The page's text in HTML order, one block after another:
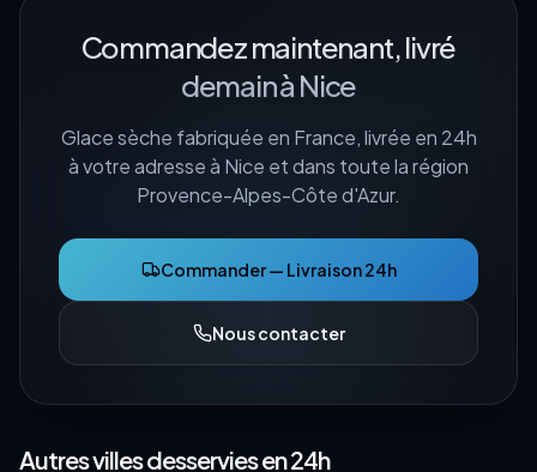
Commandez maintenant, livré
demain à Nice
Glace sèche fabriquée en France, livrée en 24h
à votre adresse à Nice et dans toute la région
Provence-Alpes-Côte d'Azur.
Commander — Livraison 24h
Nous contacter
Autres villes desservies en 24h